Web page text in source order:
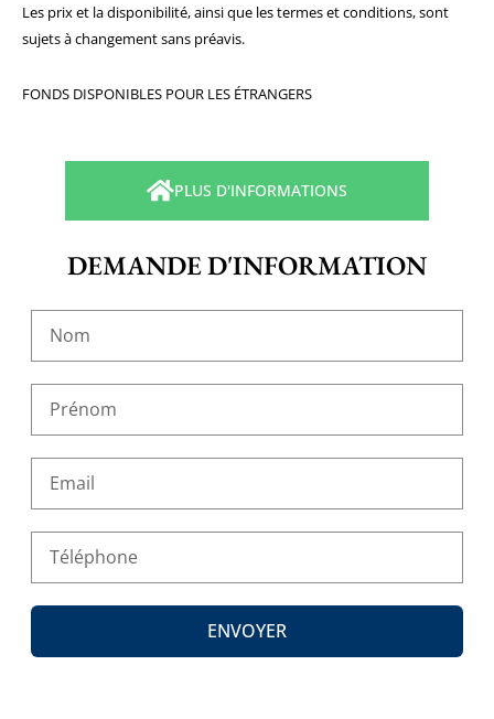
Les prix et la disponibilité, ainsi que les termes et conditions, sont
sujets à changement sans préavis.
FONDS DISPONIBLES POUR LES ÉTRANGERS
PLUS D'INFORMATIONS
DEMANDE D'INFORMATION
ENVOYER